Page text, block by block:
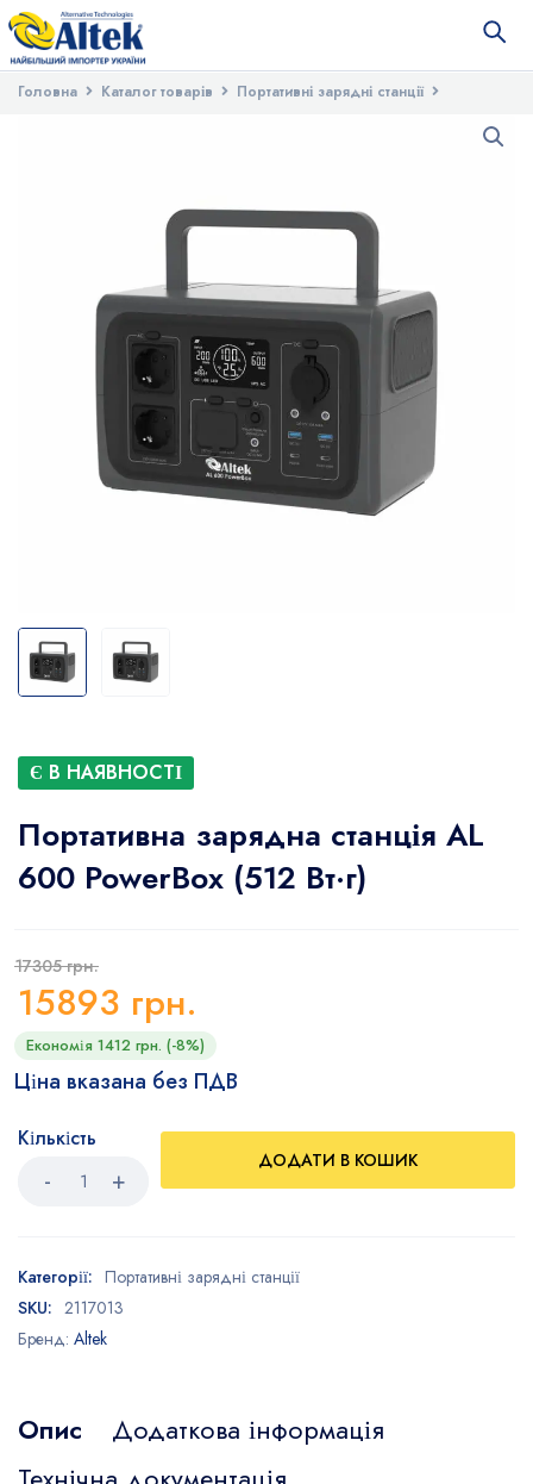
Головна Каталог товарів
Портативні зарядні станції
Є В НАЯВНОСТІ
Портативна зарядна станція AL
600 PowerBox (512 Вт·г)
17305 грн.
15893 грн.
Економія 1412 грн. (-8%)
Ціна вказана без ПДВ
Кількість
ДОДАТИ В КОШИК
Категорії: Портативні зарядні станції
SKU: 2117013
Бренд: Altek
Опис
Додаткова інформація